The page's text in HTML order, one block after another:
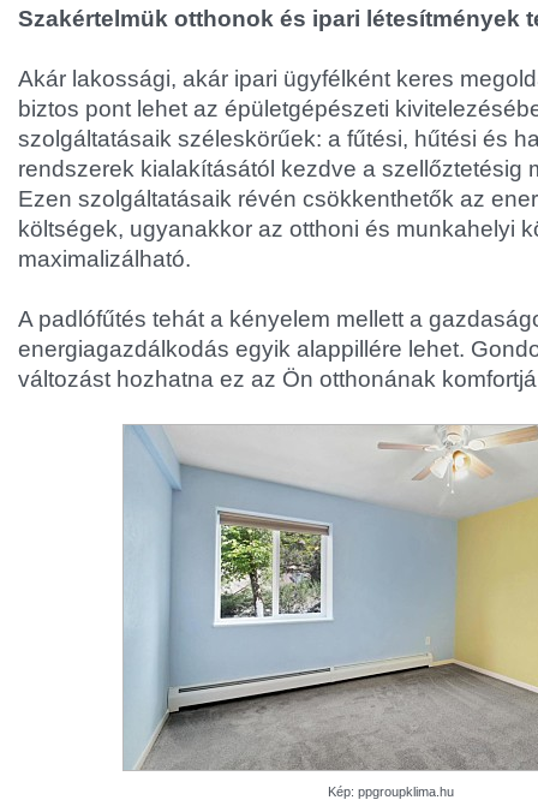
Szakértelmük otthonok és ipari létesítmények
Akár lakossági, akár ipari ügyfélként keres
biztos pont lehet az épületgépészeti
szolgáltatásaik széleskörűek: a fűtési, hűtési és
rendszerek kialakításától kezdve a szellőztetésig
Ezen szolgáltatásaik révén csökkenthetők az
költségek, ugyanakkor az otthoni és munkahelyi
maximalizálható.
A padlófűtés tehát a kényelem mellett a
energiagazdálkodás egyik alappillére lehet.
változást hozhatna ez az Ön otthonának
Kép: ppgroupklima.hu